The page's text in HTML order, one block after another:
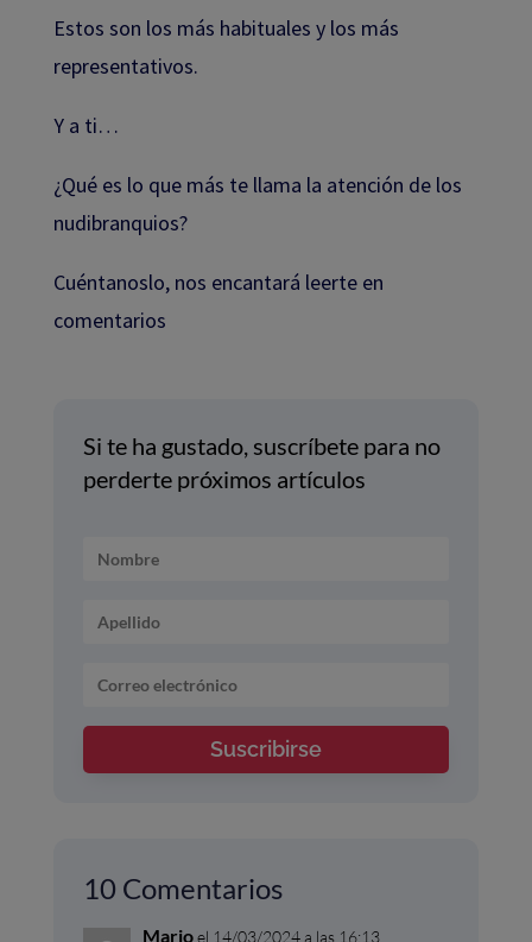
Estos son los más habituales y los más
representativos.
Y a ti…
¿Qué es lo que más te llama la atención de los
nudibranquios?
Cuéntanoslo, nos encantará leerte en
comentarios
Si te ha gustado, suscríbete para no
perderte próximos artículos
Suscribirse
10 Comentarios
Marioel 14/03/2024 a las 16:13